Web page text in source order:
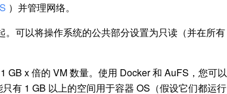
）并管理网络。
可以将操作系统的公共部分设置为只读（并在所有
GB x 倍的 VM 数量。使用 Docker 和 AuFS，您可以
有 1 GB 以上的空间用于容器 OS（假设它们都运行